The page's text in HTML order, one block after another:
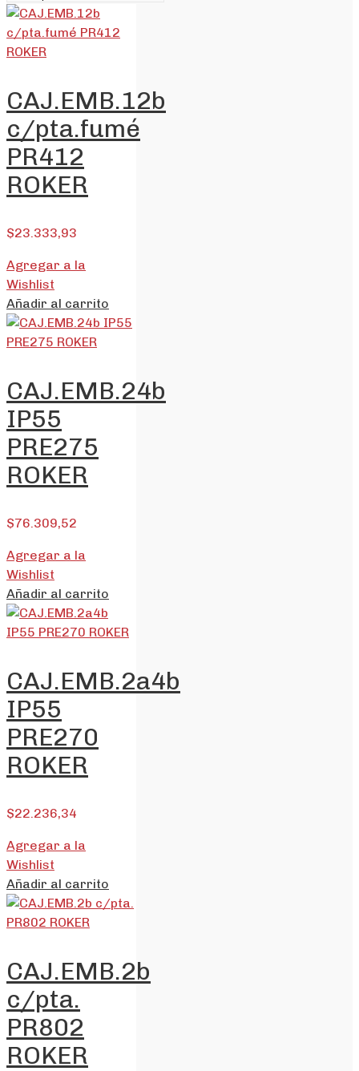
CAJ.EMB.12b
c/pta.fumé
PR412
ROKER
$23.333,93
Agregar a la
Wishlist
Añadir al carrito
CAJ.EMB.24b
IP55
PRE275
ROKER
$76.309,52
Agregar a la
Wishlist
Añadir al carrito
CAJ.EMB.2a4b
IP55
PRE270
ROKER
$22.236,34
Agregar a la
Wishlist
Añadir al carrito
CAJ.EMB.2b
c/pta.
PR802
ROKER